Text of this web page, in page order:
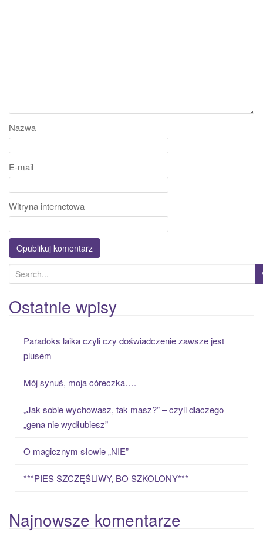
Nazwa
E-mail
Witryna internetowa
e
a
r
Ostatnie wpisy
Paradoks laika czyli czy doświadczenie zawsze jest
plusem
Mój synuś, moja córeczka….
„Jak sobie wychowasz, tak masz?” – czyli dlaczego
„gena nie wydłubiesz”
O magicznym słowie „NIE”
***PIES SZCZĘŚLIWY, BO SZKOLONY***
Najnowsze komentarze